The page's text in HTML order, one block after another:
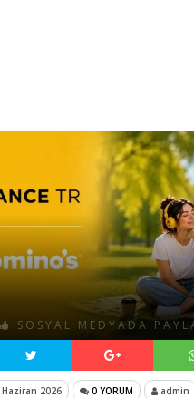
SOSYAL MEDYADA
Haziran 2026 0 YORUM admin